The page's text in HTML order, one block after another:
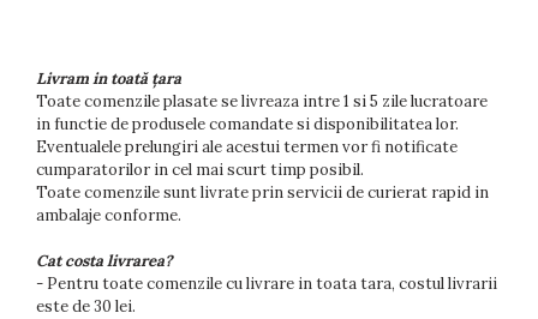
Livram in toată țara
Toate comenzile plasate se livreaza intre 1 si 5 zile lucratoare
in functie de produsele comandate si disponibilitatea lor.
Eventualele prelungiri ale acestui termen vor fi notificate
cumparatorilor in cel mai scurt timp posibil.
Toate comenzile sunt livrate prin servicii de curierat rapid in
ambalaje conforme.
Cat costa livrarea?
- Pentru toate comenzile cu livrare in toata tara, costul livrarii
este de 30 lei.